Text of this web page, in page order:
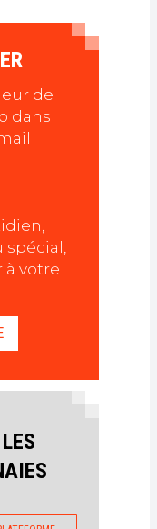
de
dans
spécial,
à votre